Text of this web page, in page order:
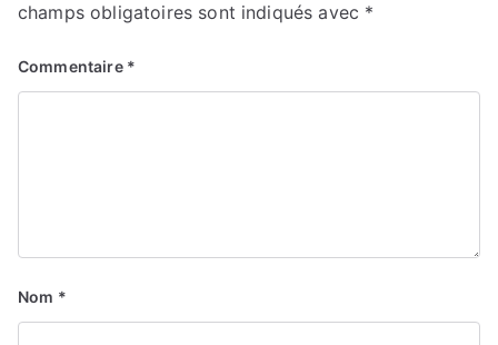
champs obligatoires sont indiqués avec *
Commentaire *
Nom *